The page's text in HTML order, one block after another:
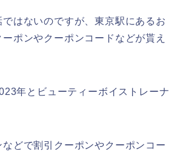
はないのですが、東京駅にあるお
ポンやクーポンコードなどが貰え
年とビューティーボイストレーナ
どで割引クーポンやクーポンコー